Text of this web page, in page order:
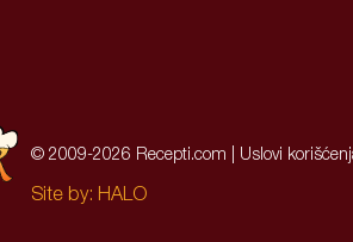
© 2009-2026 Recepti.com | Uslovi
Site by: HALO